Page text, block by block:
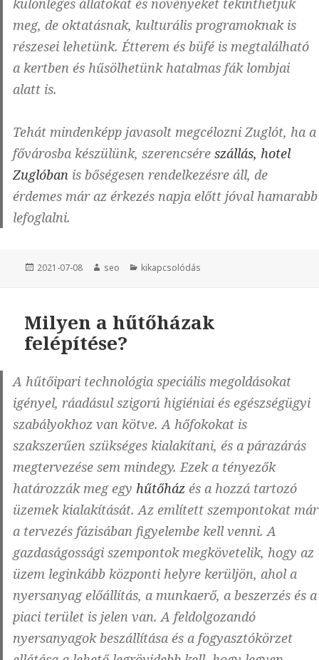
különleges állatokat és növényeket tekinthetjük
meg, de oktatásnak, kulturális programoknak is
részesei lehetünk. Étterem és büfé is megtalálható
a kertben és hűsölhetünk hatalmas fák lombjai
alatt is.
Tehát mindenképp javasolt megcélozni Zuglót, ha a
fővárosba készülünk, szerencsére szállás, hotel
Zuglóban is bőségesen rendelkezésre áll, de
érdemes már az érkezés napja előtt jóval hamarabb
lefoglalni.
Közzétéve
2021-07-08 Szerző
seo Kategória
kikapcsolódás
Milyen a hűtőházak
felépítése?
A hűtőipari technológia speciális megoldásokat
igényel, ráadásul szigorú higiéniai és egészségügyi
szabályokhoz van kötve. A hőfokokat is
szakszerűen szükséges kialakítani, és a párazárás
megtervezése sem mindegy. Ezek a tényezők
határozzák meg egy hűtőház és a hozzá tartozó
üzemek kialakítását. Az említett szempontokat már
a tervezés fázisában figyelembe kell venni. A
gazdaságossági szempontok megkövetelik, hogy az
üzem leginkább központi helyre kerüljön, ahol a
nyersanyag előállítás, a munkaerő, a beszerzés és a
piaci terület is jelen van. A feldolgozandó
nyersanyagok beszállítása és a fogyasztókörzet